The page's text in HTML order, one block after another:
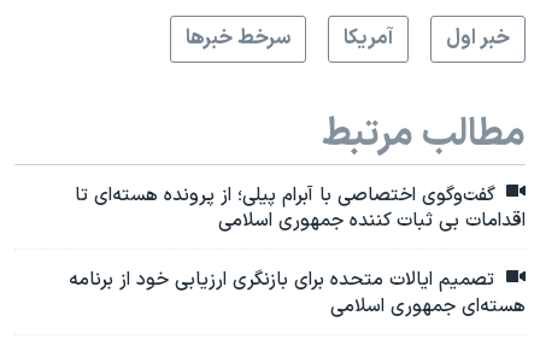
خبر اول
آمريکا سرخط خبرها
مطالب مرتبط
گفت‌وگوی اختصاصی با آبرام پیلی؛ از پرونده هسته‌ای تا
اقدامات بی ثبات کننده جمهوری اسلامی
تصمیم ایالات متحده برای بازنگری ارزیابی خود از برنامه
هسته‌ای جمهوری اسلامی